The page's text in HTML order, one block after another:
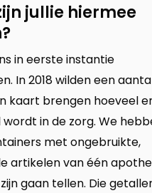
jullie hiermee
in eerste instantie
In 2018 wilden een
kaart brengen hoeveel
in de zorg. We
met ongebruikte,
artikelen van één
gaan tellen. Die